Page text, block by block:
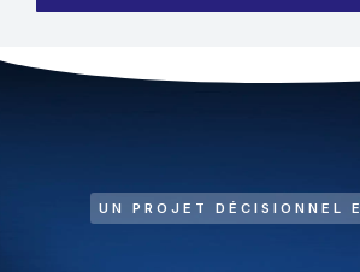
UN PROJET DÉCISIONNEL